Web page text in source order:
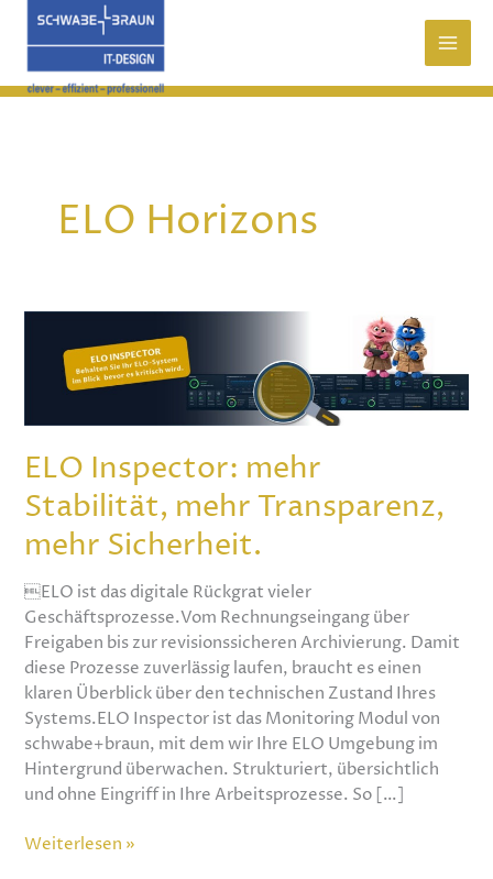
ELO Horizons
ELO Inspector: mehr
Stabilität, mehr Transparenz,
mehr Sicherheit.
ELO ist das digitale Rückgrat vieler
Geschäftsprozesse.Vom Rechnungseingang über
Freigaben bis zur revisionssicheren Archivierung. Damit
diese Prozesse zuverlässig laufen, braucht es einen
klaren Überblick über den technischen Zustand Ihres
Systems.ELO Inspector ist das Monitoring Modul von
schwabe+braun, mit dem wir Ihre ELO Umgebung im
Hintergrund überwachen. Strukturiert, übersichtlich
und ohne Eingriff in Ihre Arbeitsprozesse. So […]
Inspector:
mehr
Stabilität,
mehr
mehr
Sicherheit.
Weiterlesen »